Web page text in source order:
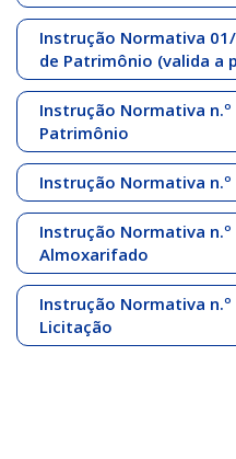
Instrução Normativa
de Patrimônio (valida a
Instrução Normativa
Patrimônio
Instrução Normativa n.º
Instrução Normativa
Almoxarifado
Instrução Normativa n.º
Licitação